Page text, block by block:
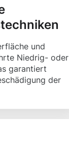
und
Niedrig- oder
garantiert
der